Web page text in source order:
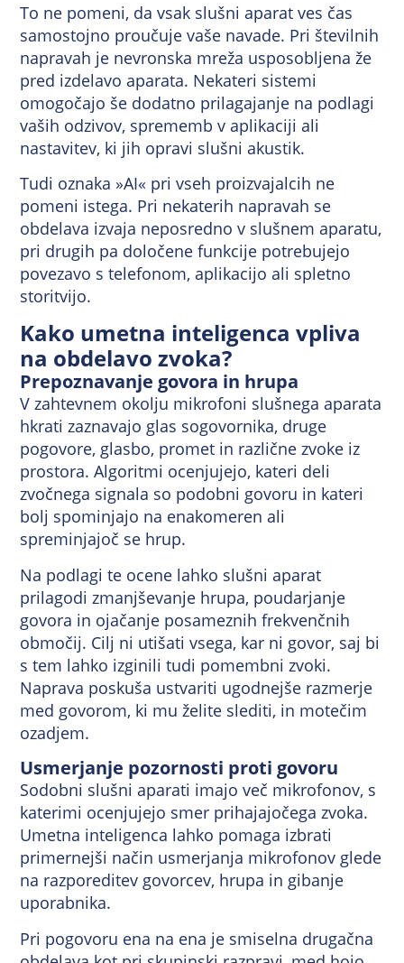
To ne pomeni, da vsak slušni aparat ves čas
samostojno proučuje vaše navade. Pri številnih
napravah je nevronska mreža usposobljena že
pred izdelavo aparata. Nekateri sistemi
omogočajo še dodatno prilagajanje na podlagi
vaših odzivov, sprememb v aplikaciji ali
nastavitev, ki jih opravi slušni akustik.
Tudi oznaka »AI« pri vseh proizvajalcih ne
pomeni istega. Pri nekaterih napravah se
obdelava izvaja neposredno v slušnem aparatu,
pri drugih pa določene funkcije potrebujejo
povezavo s telefonom, aplikacijo ali spletno
storitvijo.
Kako umetna inteligenca vpliva
na obdelavo zvoka?
Prepoznavanje govora in hrupa
V zahtevnem okolju mikrofoni slušnega aparata
hkrati zaznavajo glas sogovornika, druge
pogovore, glasbo, promet in različne zvoke iz
prostora. Algoritmi ocenjujejo, kateri deli
zvočnega signala so podobni govoru in kateri
bolj spominjajo na enakomeren ali
spreminjajoč se hrup.
Na podlagi te ocene lahko slušni aparat
prilagodi zmanjševanje hrupa, poudarjanje
govora in ojačanje posameznih frekvenčnih
območij. Cilj ni utišati vsega, kar ni govor, saj bi
s tem lahko izginili tudi pomembni zvoki.
Naprava poskuša ustvariti ugodnejše razmerje
med govorom, ki mu želite slediti, in motečim
ozadjem.
Usmerjanje pozornosti proti govoru
Sodobni slušni aparati imajo več mikrofonov, s
katerimi ocenjujejo smer prihajajočega zvoka.
Umetna inteligenca lahko pomaga izbrati
primernejši način usmerjanja mikrofonov glede
na razporeditev govorcev, hrupa in gibanje
uporabnika.
Pri pogovoru ena na ena je smiselna drugačna